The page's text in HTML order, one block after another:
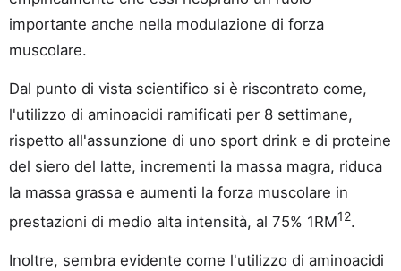
importante anche nella modulazione di forza
muscolare.
Dal punto di vista scientifico si è riscontrato come,
l'utilizzo di aminoacidi ramificati per 8 settimane,
rispetto all'assunzione di uno sport drink e di proteine
del siero del latte, incrementi la massa magra, riduca
la massa grassa e aumenti la forza muscolare in
prestazioni di medio alta intensità, al 75% 1RM12.
Inoltre, sembra evidente come l'utilizzo di aminoacidi